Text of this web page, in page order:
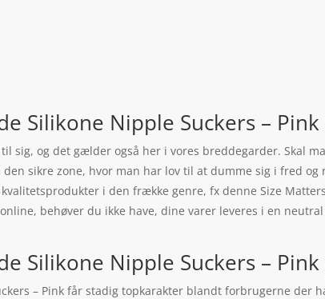
Silikone Nipple Suckers –
sig, og det gælder også her i vores breddegarder. Skal
sikre zone, hvor man har lov til at dumme sig i fred
i den frække genre, fx denne Size
behøver du ikke have, dine varer leveres i en
Silikone Nipple Suckers –
– Pink får stadig topkarakter blandt forbrugerne der